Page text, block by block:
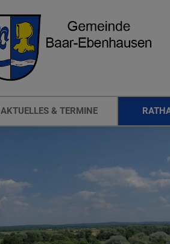
AKTUELLES & TERMINE